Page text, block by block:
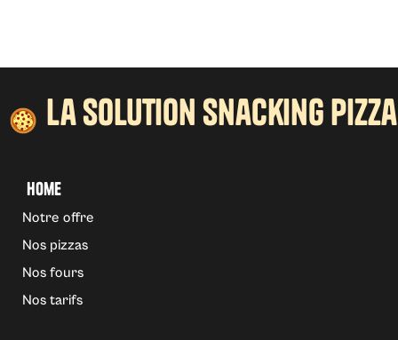
la solution snacking pizza
Home
Notre offre
Nos pizzas
Nos fours
Nos tarifs